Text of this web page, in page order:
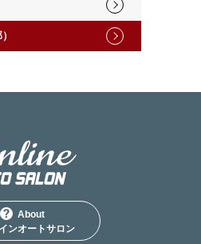
About
ンオートサロン